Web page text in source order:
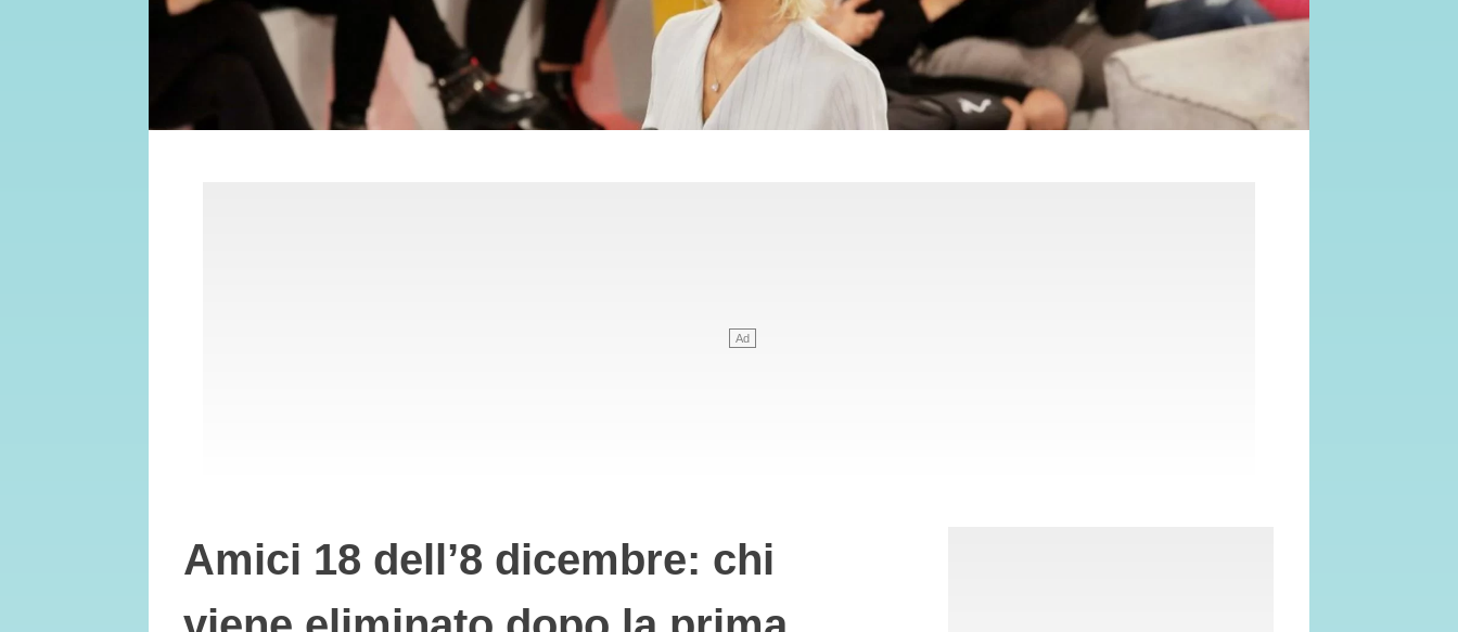
Amici 18 dell’8 dicembre: chi